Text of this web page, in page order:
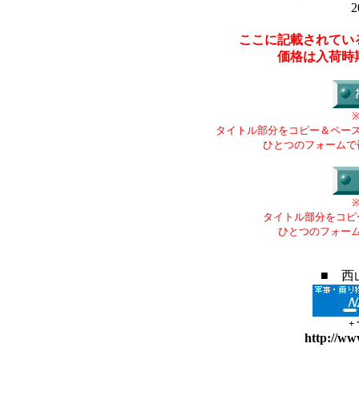
ここに記載されて
価格は入荷時
タイトル部分をコピー＆ペー
ひとつのフォーム
タイトル部分をコ
ひとつのフォー
■ 西
+
http://